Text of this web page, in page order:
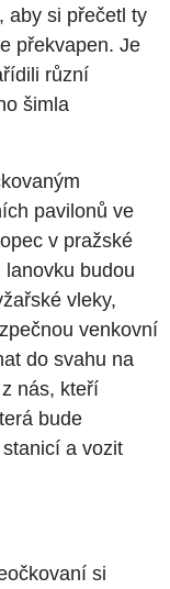
aby si přečetl ty
překvapen. Je
různí
šimla
pavilonů ve
v pražské
budou
vleky,
venkovní
do svahu na
nás, kteří
bude
a vozit
si